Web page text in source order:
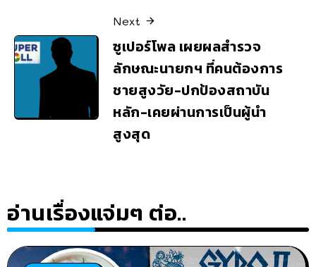
Next
ซูเปอร์โพล เผยผลสำรวจ
ลักษณะนายกฯ ที่คนต้องการ
ชายสูงวัย-ปกป้องสถาบัน
หลัก-เคยผ่านการเป็นผู้นำ
สูงสุด
อ่านเรื่องแจ่มๆ ต่อ..